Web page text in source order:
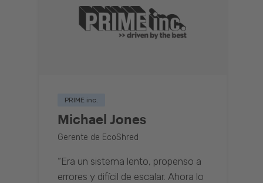
PRIME inc.
Michael Jones
Gerente de EcoShred
“Era un sistema lento, propenso a
errores y difícil de escalar. Ahora lo